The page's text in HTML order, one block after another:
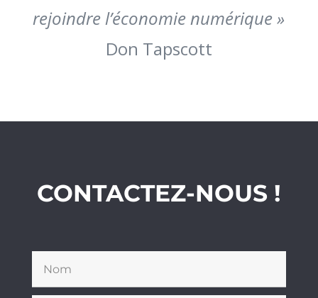
rejoindre l’économie numérique »
Don Tapscott
CONTACTEZ-NOUS !